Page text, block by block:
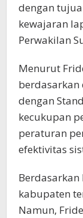
dengan
kewajaran
Perwakilan
Menurut
berdasarkan
dengan
kecukupan
peraturan
efektivitas
kabupaten
Namun,